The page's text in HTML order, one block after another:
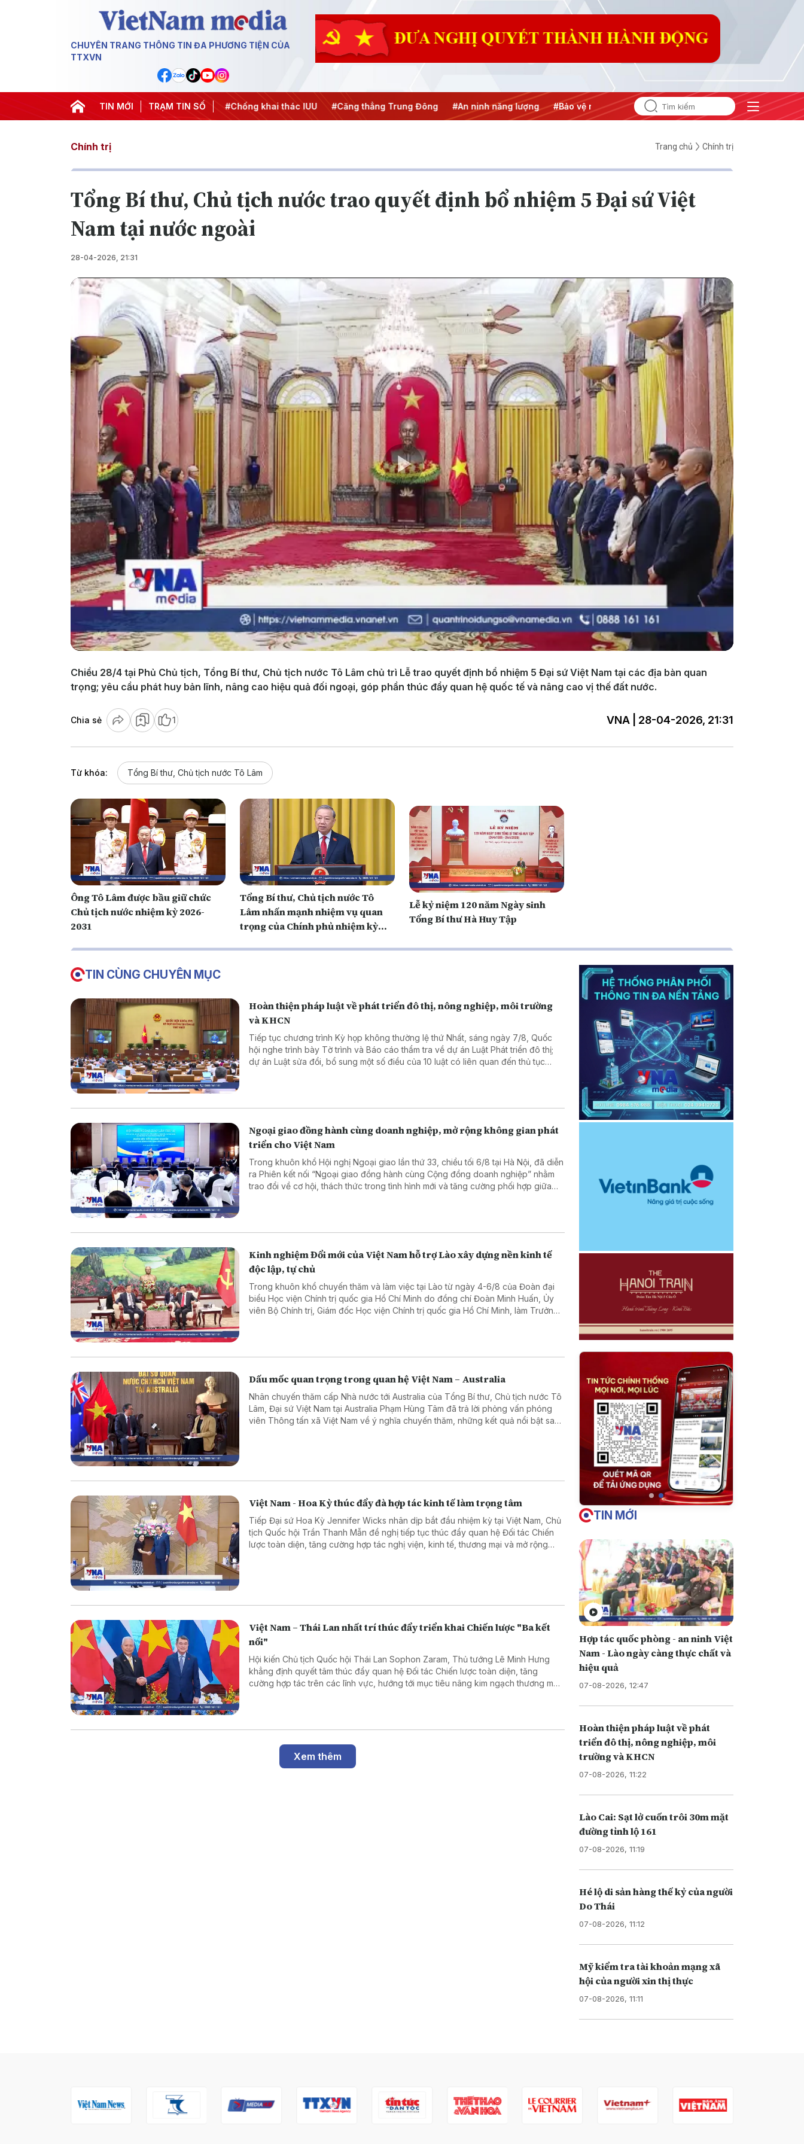
CHUYÊN TRANG THÔNG TIN ĐA PHƯƠNG TIỆN CỦA
TTXVN
TIN MỚI TRẠM TIN SỐ
hành động #Chiến dịch 500 ngày đêm #Chống khai thác IUU #Căng thẳng Trung Đông #An ninh năng lượng #Bảo vệ nền tảng tư tưởng của Đảng #Hội nghị Trung ương
Chính trị Trang chủ Chính trị
Tổng Bí thư, Chủ tịch nước trao quyết định bổ nhiệm 5 Đại sứ Việt
Nam tại nước ngoài
28-04-2026, 21:31
Play
Video
Chiều 28/4 tại Phủ Chủ tịch, Tổng Bí thư, Chủ tịch nước Tô Lâm chủ trì Lễ trao quyết định bổ nhiệm 5 Đại sứ Việt Nam tại các địa bàn quan
trọng; yêu cầu phát huy bản lĩnh, nâng cao hiệu quả đối ngoại, góp phần thúc đẩy quan hệ quốc tế và nâng cao vị thế đất nước.
Chia sẻ 1 VNA | 28-04-2026, 21:31
Từ khóa: Tổng Bí thư, Chủ tịch nước Tô Lâm
Ông Tô Lâm được bầu giữ chức
Chủ tịch nước nhiệm kỳ 2026-
2031
Tổng Bí thư, Chủ tịch nước Tô
Lâm nhấn mạnh nhiệm vụ quan
trọng của Chính phủ nhiệm kỳ
Lễ kỷ niệm 120 năm Ngày sinh
Tổng Bí thư Hà Huy Tập
TIN CÙNG CHUYÊN MỤC
Hoàn thiện pháp luật về phát triển đô thị, nông nghiệp, môi trường
và KHCN
Tiếp tục chương trình Kỳ họp không thường lệ thứ Nhất, sáng ngày 7/8, Quốc
hội nghe trình bày Tờ trình và Báo cáo thẩm tra về dự án Luật Phát triển đô thị;
dự án Luật sửa đổi, bổ sung một số điều của 10 luật có liên quan đến thủ tục
Quốc hội thảo luận tại tổ.
Ngoại giao đồng hành cùng doanh nghiệp, mở rộng không gian phát
triển cho Việt Nam
Trong khuôn khổ Hội nghị Ngoại giao lần thứ 33, chiều tối 6/8 tại Hà Nội, đã diễn
ra Phiên kết nối “Ngoại giao đồng hành cùng Cộng đồng doanh nghiệp” nhằm
trao đổi về cơ hội, thách thức trong tình hình mới và tăng cường phối hợp giữa
Kinh nghiệm Đổi mới của Việt Nam hỗ trợ Lào xây dựng nền kinh tế
độc lập, tự chủ
Trong khuôn khổ chuyến thăm và làm việc tại Lào từ ngày 4-6/8 của Đoàn đại
biểu Học viện Chính trị quốc gia Hồ Chí Minh do đồng chí Đoàn Minh Huấn, Ủy
viên Bộ Chính trị, Giám đốc Học viện Chính trị quốc gia Hồ Chí Minh, làm Trưởng
Dấu mốc quan trọng trong quan hệ Việt Nam – Australia
Nhân chuyến thăm cấp Nhà nước tới Australia của Tổng Bí thư, Chủ tịch nước Tô
Lâm, Đại sứ Việt Nam tại Australia Phạm Hùng Tâm đã trả lời phỏng vấn phóng
viên Thông tấn xã Việt Nam về ý nghĩa chuyến thăm, những kết quả nổi bật sau
Việt Nam - Hoa Kỳ thúc đẩy đà hợp tác kinh tế làm trọng tâm
Tiếp Đại sứ Hoa Kỳ Jennifer Wicks nhân dịp bắt đầu nhiệm kỳ tại Việt Nam, Chủ
tịch Quốc hội Trần Thanh Mẫn đề nghị tiếp tục thúc đẩy quan hệ Đối tác Chiến
lược toàn diện, tăng cường hợp tác nghị viện, kinh tế, thương mại và mở rộng
Việt Nam – Thái Lan nhất trí thúc đẩy triển khai Chiến lược "Ba kết
nối"
Hội kiến Chủ tịch Quốc hội Thái Lan Sophon Zaram, Thủ tướng Lê Minh Hưng
khẳng định quyết tâm thúc đẩy quan hệ Đối tác Chiến lược toàn diện, tăng
cường hợp tác trên các lĩnh vực, hướng tới mục tiêu nâng kim ngạch thương mại
Xem thêm
TIN MỚI
Hợp tác quốc phòng - an ninh Việt
Nam - Lào ngày càng thực chất và
hiệu quả
07-08-2026, 12:47
Hoàn thiện pháp luật về phát
triển đô thị, nông nghiệp, môi
trường và KHCN
07-08-2026, 11:22
Lào Cai: Sạt lở cuốn trôi 30m mặt
đường tỉnh lộ 161
07-08-2026, 11:19
Hé lộ di sản hàng thế kỷ của người
Do Thái
07-08-2026, 11:12
Mỹ kiểm tra tài khoản mạng xã
hội của người xin thị thực
07-08-2026, 11:11